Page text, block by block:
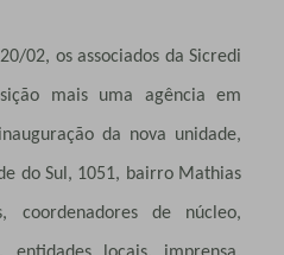
02, os associados da Sicredi
mais uma agência em
da nova unidade,
do Sul, 1051, bairro Mathias
coordenadores de núcleo,